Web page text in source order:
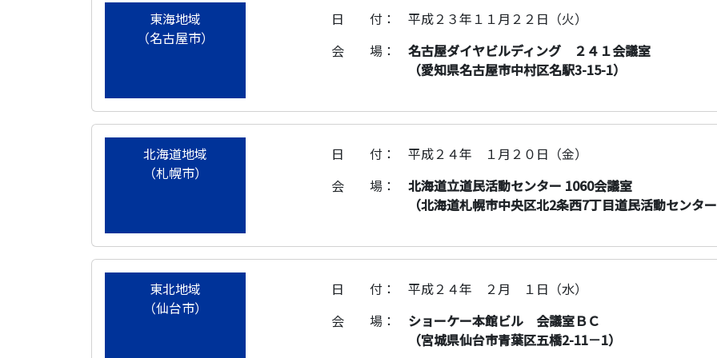
東海地域
（名古屋市）
日 付：
平成２３年１１月２２日（火）
会 場：
名古屋ダイヤビルディング ２４１会議室
（愛知県名古屋市中村区名駅3-15-1）
北海道地域
（札幌市）
日 付：
平成２４年 １月２０日（金）
会 場：
北海道立道民活動センター 1060会議室
（北海道札幌市中央区北2条西7丁目道民活動センタ
東北地域
（仙台市）
日 付：
平成２４年 ２月 １日（水）
会 場：
ショーケー本館ビル 会議室ＢＣ
（宮城県仙台市青葉区五橋2-11－1）